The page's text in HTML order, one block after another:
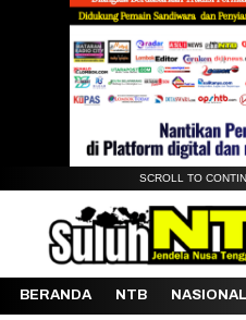
SCROLL TO
BERANDA NTB NASIONAL